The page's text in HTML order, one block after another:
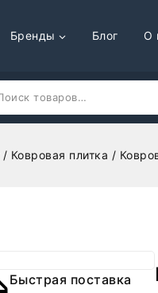
Бренды Блог О
/ Ковровая плитка /
Быстрая поставка